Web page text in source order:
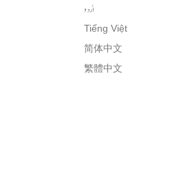
اُردو
Tiếng Việt
简体中文
繁體中文